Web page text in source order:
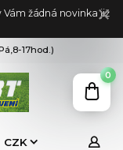
žádná novinka již
CZK
17hod.)
0